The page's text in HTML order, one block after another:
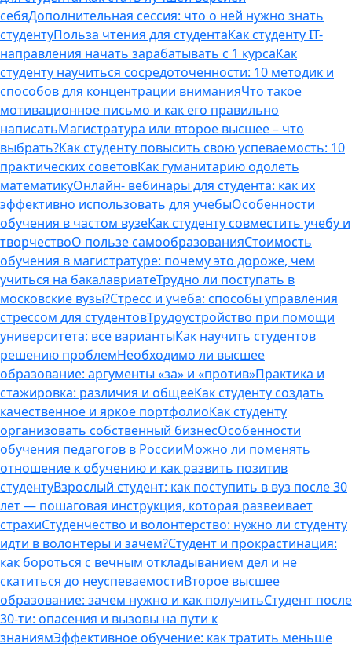
себяДополнительная сессия: что о ней нужно знать
студентуПольза чтения для студентаКак студенту IT-
направления начать зарабатывать с 1 курсаКак
студенту научиться сосредоточенности: 10 методик и
способов для концентрации вниманияЧто такое
мотивационное письмо и как его правильно
написатьМагистратура или второе высшее – что
выбрать?Как студенту повысить свою успеваемость: 10
практических советовКак гуманитарию одолеть
математикуОнлайн- вебинары для студента: как их
эффективно использовать для учебыОсобенности
обучения в частом вузеКак студенту совместить учебу и
творчествоО пользе самообразованияСтоимость
обучения в магистратуре: почему это дороже, чем
учиться на бакалавриатеТрудно ли поступать в
московские вузы?Стресс и учеба: способы управления
стрессом для студентовТрудоустройство при помощи
университета: все вариантыКак научить студентов
решению проблемНеобходимо ли высшее
образование: аргументы «за» и «против»Практика и
стажировка: различия и общееКак студенту создать
качественное и яркое портфолиоКак студенту
организовать собственный бизнесОсобенности
обучения педагогов в РоссииМожно ли поменять
отношение к обучению и как развить позитив
студентуВзрослый студент: как поступить в вуз после 30
лет — пошаговая инструкция, которая развеивает
страхиСтуденчество и волонтерство: нужно ли cтуденту
идти в волонтеры и зачем?Студент и прокрастинация:
как бороться с вечным откладыванием дел и не
скатиться до неуспеваемостиВторое высшее
образование: зачем нужно и как получитьСтудент после
30-ти: опасения и вызовы на пути к
знаниямЭффективное обучение: как тратить меньше